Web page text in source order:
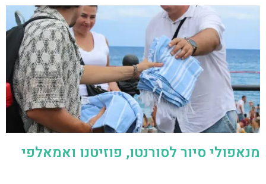
מנאפולי סיור לסורנטו, פוזיטנו ואמאלפי